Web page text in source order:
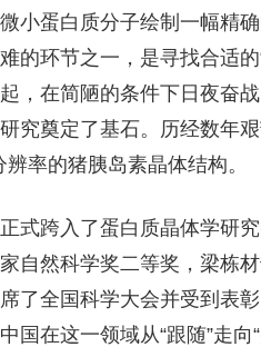
小蛋白质分子绘制一幅精
的环节之一，是寻找合适的
，在简陋的条件下日夜奋
究奠定了基石。历经数年
率的猪胰岛素晶体结构。
式跨入了蛋白质晶体学研
自然科学奖二等奖，梁栋
了全国科学大会并受到表
在这一领域从“跟随”走向“